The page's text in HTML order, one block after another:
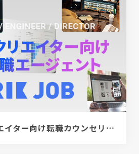
[PR]経験者クリエイター向け転職カウンセリング｜デザイナー / ディレクター / エンジニア